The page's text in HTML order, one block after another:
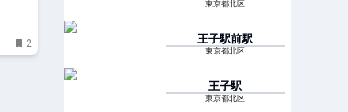
2
東京都北区
王子駅前駅
東京都北区
王子駅
東京都北区